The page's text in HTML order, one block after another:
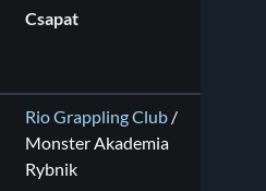
Csapat
Rio Grappling Club /
Monster Akademia
Rybnik